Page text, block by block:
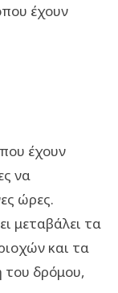
έχουν
έχουν
να
ώρες.
μεταβάλει τα
και τα
του δρόμου,